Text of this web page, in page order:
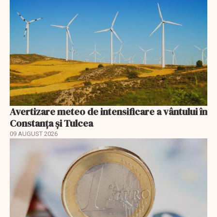
Avertizare meteo de intensificare a vântului în
Constanța și Tulcea
09 AUGUST 2026